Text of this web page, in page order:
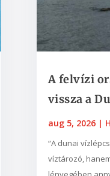
A felvízi
vissza a
aug 5, 2026|
“A dunai
víztározó,